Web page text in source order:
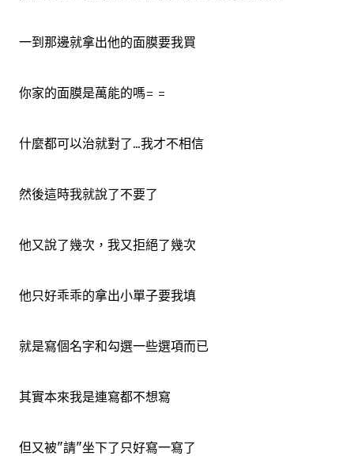
一到那邊就拿出他的面膜要我買
你家的面膜是萬能的嗎= =
什麼都可以治就對了...我才不相信
然後這時我就說了不要了
他又說了幾次，我又拒絕了幾次
他只好乖乖的拿出小單子要我填
就是寫個名字和勾選一些選項而已
其實本來我是連寫都不想寫
但又被"請"坐下了只好寫一寫了